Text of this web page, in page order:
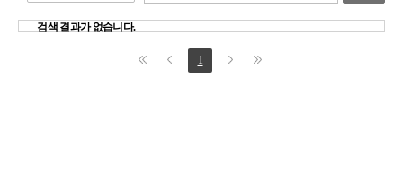
검색 결과가 없습니다.
1